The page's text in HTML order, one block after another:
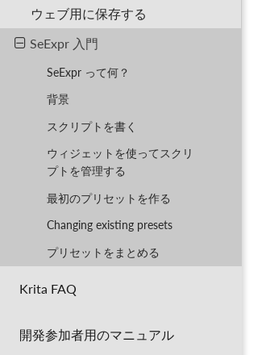
ウェブ用に保存する
SeExpr 入門
SeExpr って何？
背景
スクリプトを書く
ウィジェットを使ってスクリ
プトを管理する
最初のプリセットを作る
Changing existing presets
プリセットをまとめる
Krita FAQ
開発参加者用のマニュアル